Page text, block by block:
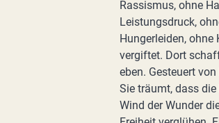
Rassismus, ohne
Leistungsdruck,
Hungerleiden, ohne
vergiftet. Dort
eben. Gesteuert
Sie träumt, dass
Wind der Wunder